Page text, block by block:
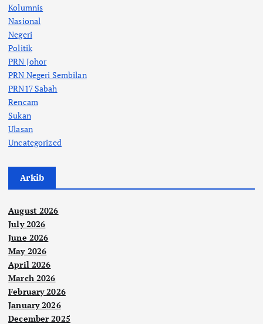
Kolumnis
Nasional
Negeri
Politik
PRN Johor
PRN Negeri Sembilan
PRN17 Sabah
Rencam
Sukan
Ulasan
Uncategorized
Arkib
August 2026
July 2026
June 2026
May 2026
April 2026
March 2026
February 2026
January 2026
December 2025